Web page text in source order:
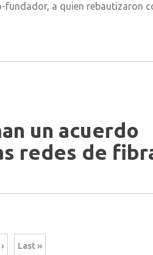
a quien rebautizaron
un acuerdo
redes de
Last »